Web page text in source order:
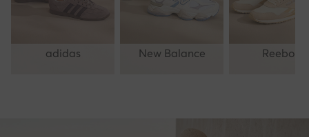
adidas New Balance Reebok